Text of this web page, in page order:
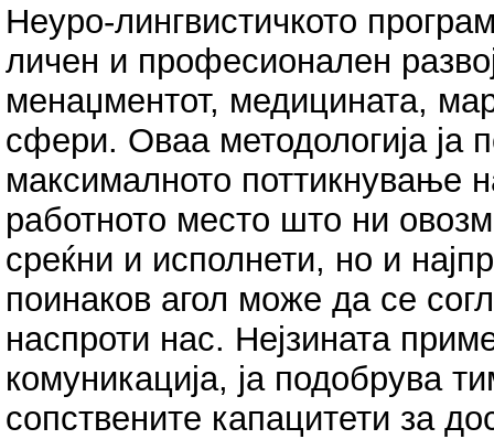
Неуро-лингвистичкото
личен и професионален
менаџментот, медицината,
сфери. Оваа методологија ја
максималното поттикнување
работното место што ни
среќни и исполнети, но и
поинаков агол може да се
наспроти нас. Нејзината
комуникација, ја подобрува
сопствените капацитети за